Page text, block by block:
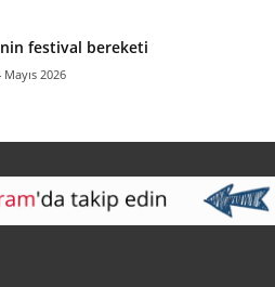
festival bereketi
Mayıs 2026